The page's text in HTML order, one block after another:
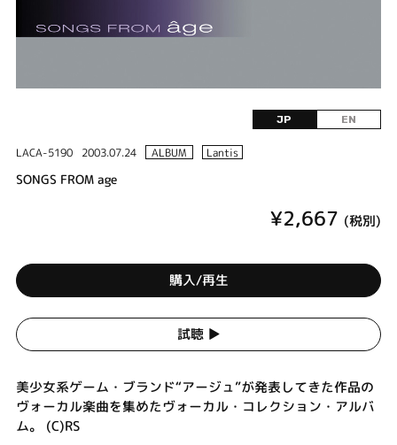
JP EN
LACA-5190 2003.07.24 ALBUM Lantis
SONGS FROM age
¥2,667 (税別)
購入/再生
試聴 ▶︎
美少女系ゲーム・ブランド“アージュ”が発表してきた作品の
ヴォーカル楽曲を集めたヴォーカル・コレクション・アルバ
ム。 (C)RS